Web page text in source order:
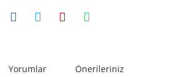
Yorumlar Önerileriniz